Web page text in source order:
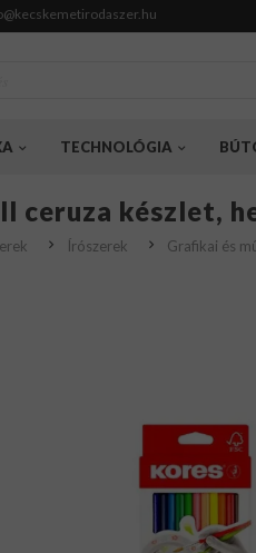
TECHNOLÓGIA
ceruza készlet,
Írószerek Grafikai és